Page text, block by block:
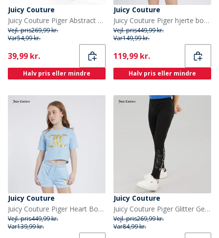
Juicy Couture
Juicy Couture Piger Abstract Legging Gamachebukser Sort
Vejl. pris269,99 kr.
Var54,99 kr.
Current
39,99 kr.
Halv pris eller mindre
Juicy Couture
Juicy Couture Piger hjerte boxy t-shirt og velour shorts sæt Pink Lavender
Vejl. pris449,99 kr.
Var149,99 kr.
Current
119,99 kr.
Halv pris eller mindre
Juicy Couture
Juicy Couture Piger Heart Boxy And Velour Sæt Blå
Vejl. pris449,99 kr.
Var139,99 kr.
Juicy Couture
Juicy Couture Piger Glitter Gel Logo Gamachebukser Sort
Vejl. pris269,99 kr.
Var84,99 kr.